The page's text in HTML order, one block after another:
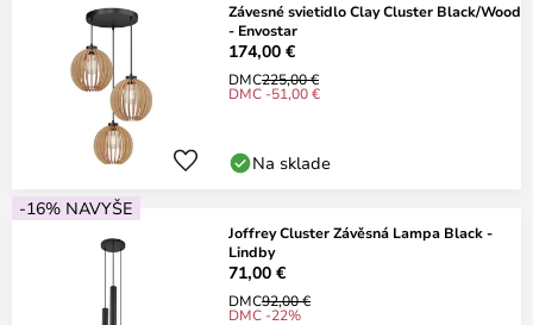
Závesné svietidlo Clay Cluster Black/Wood
- Envostar
174,00 €
DMC225,00 €
DMC -51,00 €
Na sklade
-16% NAVYŠE
Joffrey Cluster Závěsná Lampa Black -
Lindby
71,00 €
DMC92,00 €
DMC -22%